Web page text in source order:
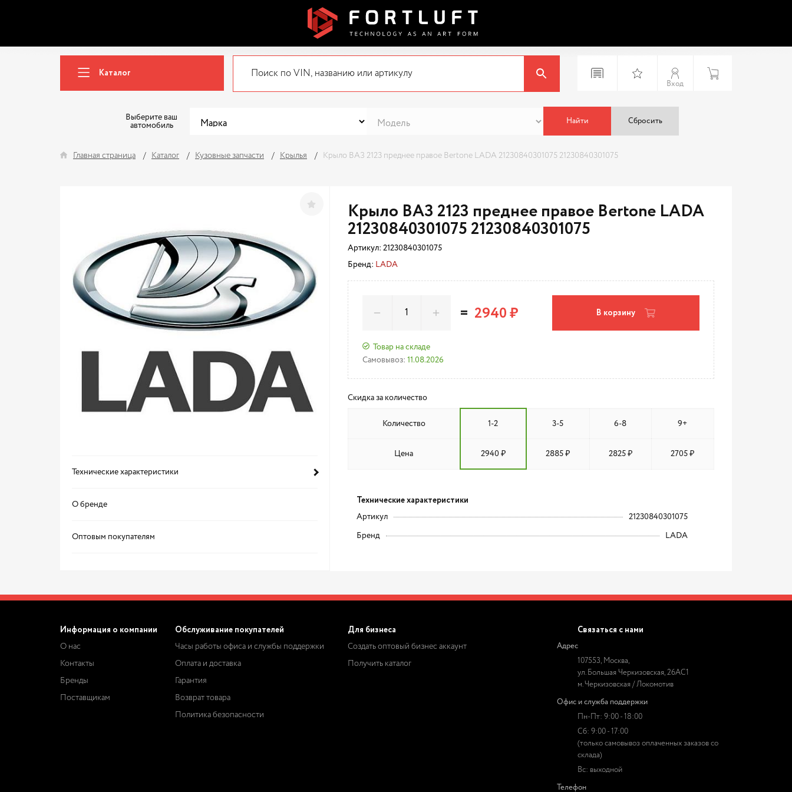
Каталог
Вход
Выберите ваш
автомобиль
Найти Сбросить
Главная страница Каталог Кузовные запчасти Крылья Крыло ВАЗ 2123 преднее правое Bertone LADA 21230840301075 21230840301075
Технические характеристики
О бренде
Оптовым покупателям
Крыло ВАЗ 2123 преднее правое Bertone LADA
21230840301075 21230840301075
Артикул: 21230840301075
Бренд: LADA
Товар на складе
Самовывоз: 11.08.2026
= 2940 ₽ В корзину
Скидка за количество
Количество 1-2 3-5 6-8 9+
Цена 2940 ₽ 2885 ₽ 2825 ₽ 2705 ₽
Технические характеристики
Артикул 21230840301075
Бренд LADA
Информация о компании
О нас
Контакты
Бренды
Поставщикам
Обслуживание покупателей
Часы работы офиса и службы поддержки
Оплата и доставка
Гарантия
Возврат товара
Политика безопасности
Для бизнеса
Создать оптовый бизнес аккаунт
Получить каталог
Связаться с нами
Адрес
107553, Москва,
ул. Большая Черкизовская, 26АС1
м. Черкизовская / Локомотив
Офис и служба поддержки
Пн-Пт: 9:00 - 18:00
Сб: 9:00 - 17:00
(только самовывоз оплаченных заказов со
склада)
Вс: выходной
Телефон